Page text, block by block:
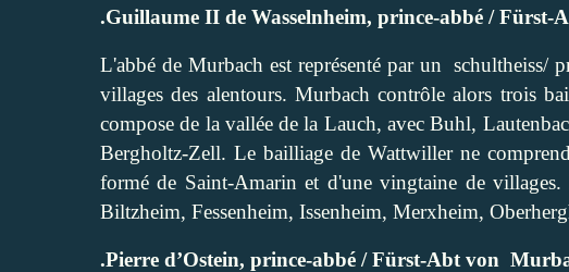
.Guillaume II de Wasselnheim, prince-abbé / Fürst-
L'abbé de Murbach est représenté par un schultheiss/
villages des alentours. Murbach contrôle alors trois
compose de la vallée de la Lauch, avec Buhl,
Bergholtz-Zell. Le bailliage de Wattwiller ne
formé de Saint-Amarin et d'une vingtaine de villages.
Biltzheim, Fessenheim, Issenheim, Merxheim,
.Pierre d’Ostein, prince-abbé / Fürst-Abt von